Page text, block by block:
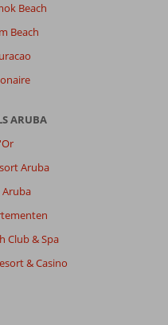
Beach
Beach
ARUBA
Aruba
Aruba
Club & Spa
& Casino